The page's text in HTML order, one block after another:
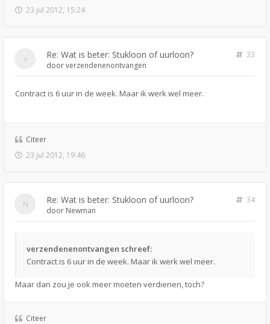
23 jul 2012, 15:24
Re: Wat is beter: Stukloon of uurloon?
33
doorverzendenenontvangen
Contract is 6 uur in de week. Maar ik werk wel meer.
Citeer
23 jul 2012, 19:46
Re: Wat is beter: Stukloon of uurloon?
34
door Newman
verzendenenontvangen schreef:
Contract is 6 uur in de week. Maar ik werk wel meer.
Maar dan zou je ook meer moeten verdienen, toch?
Citeer